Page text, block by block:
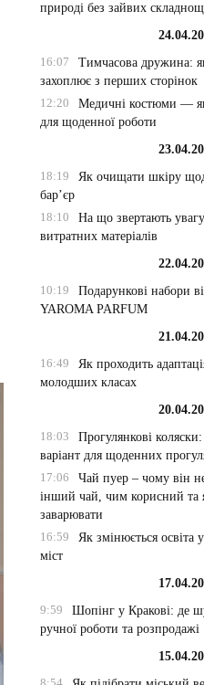
природі без зайвих
16:07
Тимчасова дружина:
захоплює з перших сторінок
12:20
Медичні костюми —
для щоденної роботи
18:19
Як очищати шкіру
бар’єр
18:10
На що звертають
витратних матеріалів
10:19
Подарункові набори
YAROMA PARFUM
16:49
Як проходить
молодших класах
18:03
Прогулянкові
варіант для щоденних
17:06
Чай пуер – чому він
інший чай, чим корисний та
заварювати
16:59
Як змінюється освіта
міст
9:59
Шопінг у Кракові: де
ручної роботи та розпродажі